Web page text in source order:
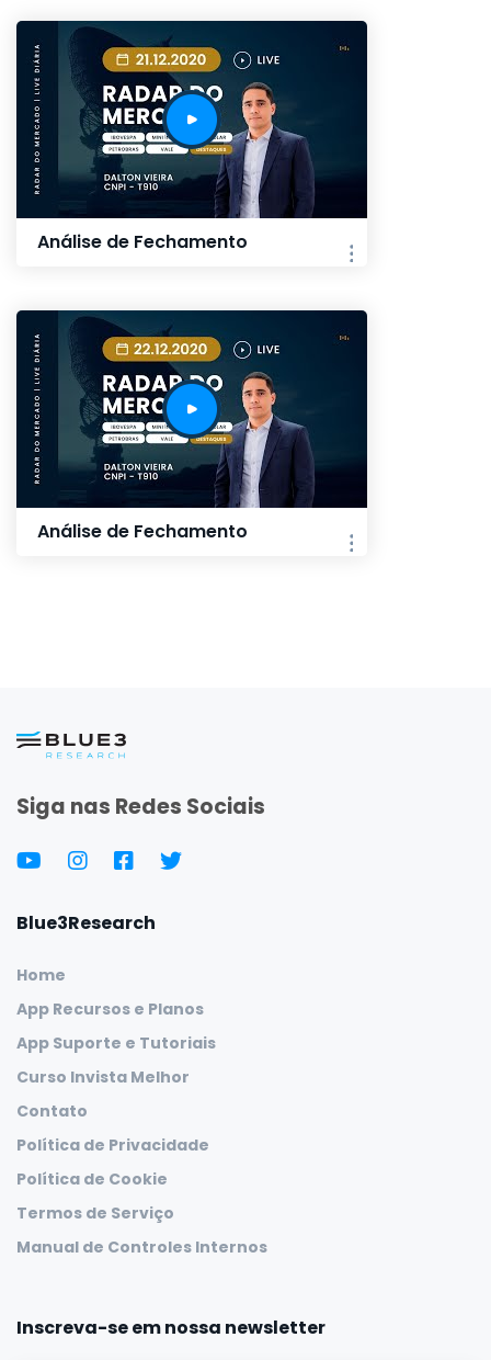
Análise de Fechamento
Análise de Fechamento
Siga nas Redes Sociais
Blue3Research
Home
App Recursos e Planos
App Suporte e Tutoriais
Curso Invista Melhor
Contato
Política de Privacidade
Política de Cookie
Termos de Serviço
Manual de Controles Internos
Inscreva-se em nossa newsletter